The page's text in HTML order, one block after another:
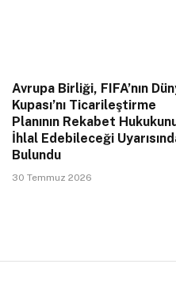
Avrupa Birliği, FIFA’nın
Kupası’nı Ticarileştirme
Planının Rekabet
İhlal Edebileceği
Bulundu
30 Temmuz 2026